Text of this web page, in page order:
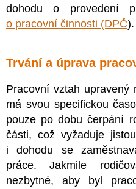
dohodu o provedení
o pracovní činnosti (DPČ).
Trvání a úprava
Pracovní vztah upravený
má svou specifickou
pouze po dobu čerpání
části, což vyžaduje
i dohodu se
práce. Jakmile
nezbytné, aby byl